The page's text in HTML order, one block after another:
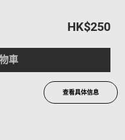
HK$250
車
查看具体信息